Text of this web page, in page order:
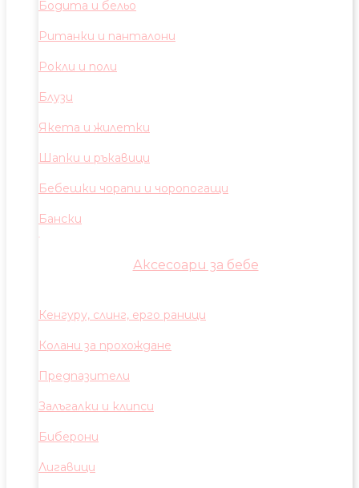
Бодита и бельо
Ританки и панталони
Рокли и поли
Блузи
Якета и жилетки
Шапки и ръкавици
Бебешки чорапи и чоропогащи
Бански
Аксесоари за бебе
Кенгуру, слинг, ерго раници
Колани за прохождане
Предпазители
Залъгалки и клипси
Биберони
Лигавици